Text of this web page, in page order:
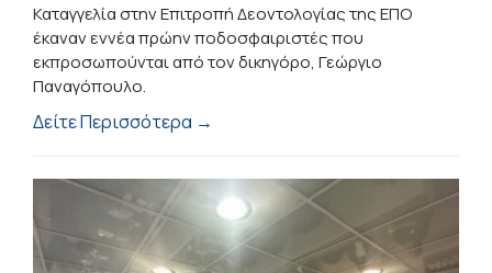
Καταγγελία στην Επιτροπή Δεοντολογίας της ΕΠΟ
έκαναν εννέα πρώην ποδοσφαιριστές που
εκπροσωπούνται από τον δικηγόρο, Γεώργιο
Παναγόπουλο.
Δείτε Περισσότερα →